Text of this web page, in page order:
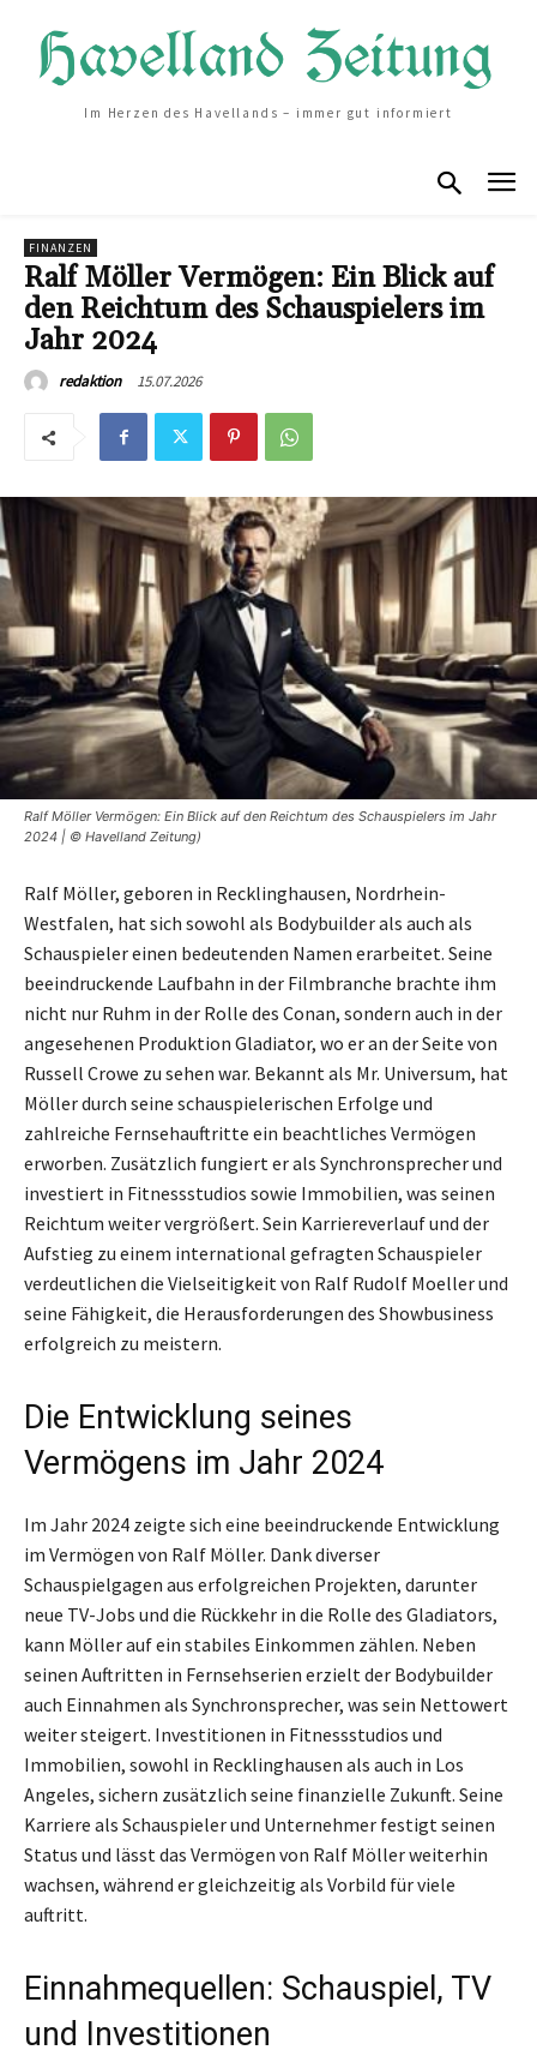
Im Herzen des Havellands – immer gut informiert
FINANZEN
Ralf Möller Vermögen: Ein Blick auf
den Reichtum des Schauspielers im
Jahr 2024
redaktion 15.07.2026
Ralf Möller Vermögen: Ein Blick auf den Reichtum des Schauspielers im Jahr
2024 | © Havelland Zeitung)
Ralf Möller, geboren in Recklinghausen, Nordrhein-
Westfalen, hat sich sowohl als Bodybuilder als auch als
Schauspieler einen bedeutenden Namen erarbeitet. Seine
beeindruckende Laufbahn in der Filmbranche brachte ihm
nicht nur Ruhm in der Rolle des Conan, sondern auch in der
angesehenen Produktion Gladiator, wo er an der Seite von
Russell Crowe zu sehen war. Bekannt als Mr. Universum, hat
Möller durch seine schauspielerischen Erfolge und
zahlreiche Fernsehauftritte ein beachtliches Vermögen
erworben. Zusätzlich fungiert er als Synchronsprecher und
investiert in Fitnessstudios sowie Immobilien, was seinen
Reichtum weiter vergrößert. Sein Karriereverlauf und der
Aufstieg zu einem international gefragten Schauspieler
verdeutlichen die Vielseitigkeit von Ralf Rudolf Moeller und
seine Fähigkeit, die Herausforderungen des Showbusiness
erfolgreich zu meistern.
Die Entwicklung seines
Vermögens im Jahr 2024
Im Jahr 2024 zeigte sich eine beeindruckende Entwicklung
im Vermögen von Ralf Möller. Dank diverser
Schauspielgagen aus erfolgreichen Projekten, darunter
neue TV-Jobs und die Rückkehr in die Rolle des Gladiators,
kann Möller auf ein stabiles Einkommen zählen. Neben
seinen Auftritten in Fernsehserien erzielt der Bodybuilder
auch Einnahmen als Synchronsprecher, was sein Nettowert
weiter steigert. Investitionen in Fitnessstudios und
Immobilien, sowohl in Recklinghausen als auch in Los
Angeles, sichern zusätzlich seine finanzielle Zukunft. Seine
Karriere als Schauspieler und Unternehmer festigt seinen
Status und lässt das Vermögen von Ralf Möller weiterhin
wachsen, während er gleichzeitig als Vorbild für viele
auftritt.
Einnahmequellen: Schauspiel, TV
und Investitionen